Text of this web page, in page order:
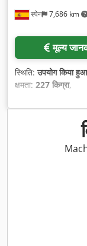
स्पेन 7,686 km
मूल्य
स्थिति:उपयोग किया हुआ
क्षमता: 227 किग्रा,